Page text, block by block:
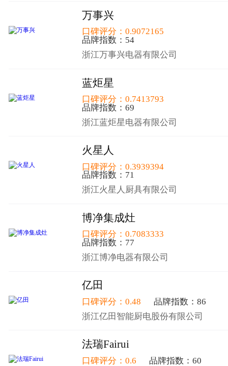
万事兴
口碑评分：0.9072165
品牌指数：54
浙江万事兴电器有限公司
蓝炬星
口碑评分：0.7413793
品牌指数：69
浙江蓝炬星电器有限公司
火星人
口碑评分：0.3939394
品牌指数：71
浙江火星人厨具有限公司
博净集成灶
口碑评分：0.7083333
品牌指数：77
浙江博净电器有限公司
亿田
口碑评分：0.48
品牌指数：86
浙江亿田智能厨电股份有限公司
法瑞Fairui
口碑评分：0.6
品牌指数：60